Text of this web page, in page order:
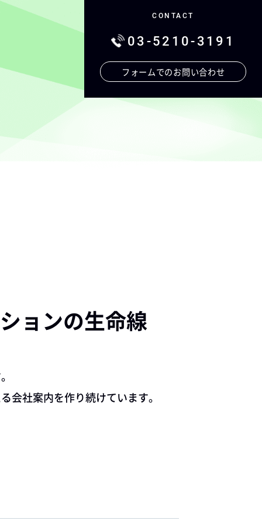
CONTACT
03-5210-3191
フォームでのお問い合わせ
ョンの生命線
会社案内を作り続けています。